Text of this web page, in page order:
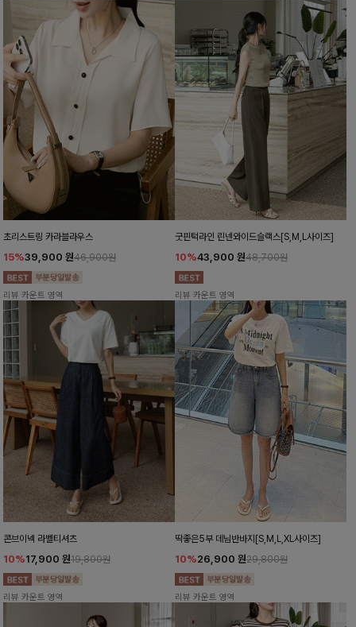
초리스트링 카라블라우스
15%39,900 원46,900원
리뷰 카운트 영역
굿핀턱라인 린넨와이드슬랙스[S,M,L사이즈]
10%43,900 원48,700원
리뷰 카운트 영역
콘브이넥 라벨티셔츠
10%17,900 원19,800원
리뷰 카운트 영역
딱좋은5부 데님반바지[S,M,L,XL사이즈]
10%26,900 원29,800원
리뷰 카운트 영역